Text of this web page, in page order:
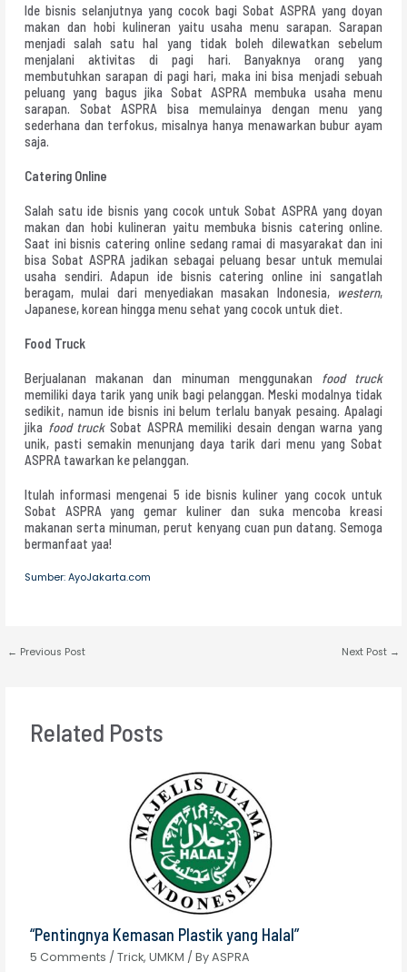
Ide bisnis selanjutnya yang cocok bagi Sobat ASPRA yang doyan
makan dan hobi kulineran yaitu usaha menu sarapan. Sarapan
menjadi salah satu hal yang tidak boleh dilewatkan sebelum
menjalani aktivitas di pagi hari. Banyaknya orang yang
membutuhkan sarapan di pagi hari, maka ini bisa menjadi sebuah
peluang yang bagus jika Sobat ASPRA membuka usaha menu
sarapan. Sobat ASPRA bisa memulainya dengan menu yang
sederhana dan terfokus, misalnya hanya menawarkan bubur ayam
saja.
Catering Online
Salah satu ide bisnis yang cocok untuk Sobat ASPRA yang doyan
makan dan hobi kulineran yaitu membuka bisnis catering online.
Saat ini bisnis catering online sedang ramai di masyarakat dan ini
bisa Sobat ASPRA jadikan sebagai peluang besar untuk memulai
usaha sendiri. Adapun ide bisnis catering online ini sangatlah
beragam, mulai dari menyediakan masakan Indonesia, western,
Japanese, korean hingga menu sehat yang cocok untuk diet.
Food Truck
Berjualanan makanan dan minuman menggunakan food truck
memiliki daya tarik yang unik bagi pelanggan. Meski modalnya tidak
sedikit, namun ide bisnis ini belum terlalu banyak pesaing. Apalagi
jika food truckSobat ASPRA memiliki desain dengan warna yang
unik, pasti semakin menunjang daya tarik dari menu yang Sobat
ASPRA tawarkan ke pelanggan.
Itulah informasi mengenai 5 ide bisnis kuliner yang cocok untuk
Sobat ASPRA yang gemar kuliner dan suka mencoba kreasi
makanan serta minuman, perut kenyang cuan pun datang. Semoga
bermanfaat yaa!
Sumber: AyoJakarta.com
← Previous Post Next Post →
Related Posts
“Pentingnya Kemasan Plastik yang Halal”
5 Comments /Trick,UMKM / ByASPRA